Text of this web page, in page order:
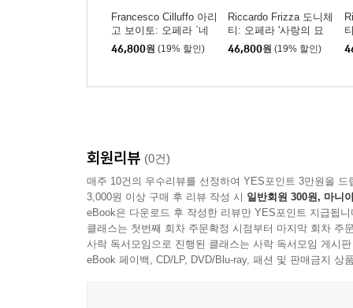
Francesco Cilluffo 아리
고 보이토: 오페라 `네
로네` (Arrigo Boito: Ner
one)
46,800원 (19% 할인)
Riccardo Frizza 도니체
티: 오페라 '사랑의 묘
약' (Donizetti: L'Elisir
D'Amore)
46,800원 (19% 할인)
회원리뷰 (0건)
매주 10건의 우수리뷰를 선정하여 YES포인트 3만원을 드
3,000원 이상 구매 후 리뷰 작성 시 일반회원 300원, 마니
eBook은 다운로드 후 작성한 리뷰만 YES포인트 지급됩니
클래스는 첫번째 회차 주문확정 시점부터 마지막 회차 주
사락 독서모임으로 진행된 클래스는 사락 독서모임 게시
eBook 페이백, CD/LP, DVD/Blu-ray, 패션 및 판매금지 상